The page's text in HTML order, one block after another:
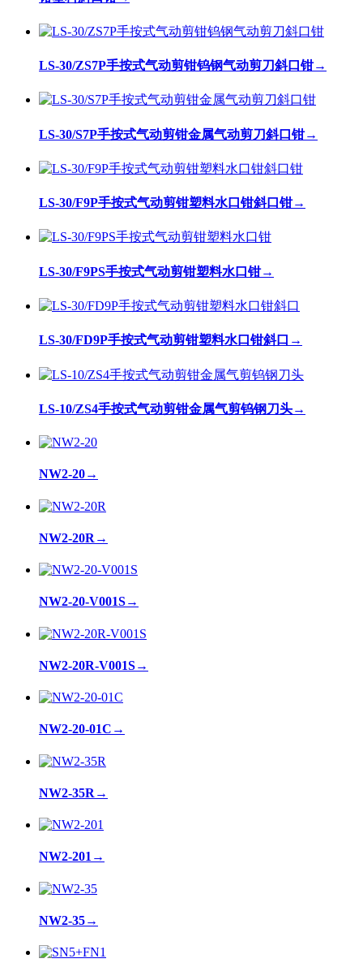
LS-30/ZS7P手按式气动剪钳钨钢气动剪刀斜口钳→
LS-30/S7P手按式气动剪钳金属气动剪刀斜口钳→
LS-30/F9P手按式气动剪钳塑料水口钳斜口钳→
LS-30/F9PS手按式气动剪钳塑料水口钳→
LS-30/FD9P手按式气动剪钳塑料水口钳斜口 →
LS-10/ZS4手按式气动剪钳金属气剪钨钢刀头→
NW2-20→
NW2-20R →
NW2-20-V001S→
NW2-20R-V001S→
NW2-20-01C →
NW2-35R →
NW2-201→
NW2-35→